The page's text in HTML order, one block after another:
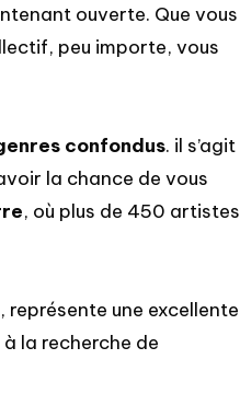
ouverte. Que vous
peu importe, vous
confondus. il s’agit
la chance de vous
, où plus de 450 artistes
, représente une excellente
la recherche de